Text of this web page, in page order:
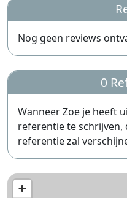
Nog geen reviews
0
Wanneer Zoe je heeft
referentie te schrijven,
referentie zal